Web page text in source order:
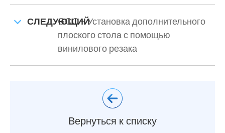
СЛЕДУЮЩИЙGCC - Установка дополнительного
плоского стола с помощью
винилового резака
Вернуться к списку